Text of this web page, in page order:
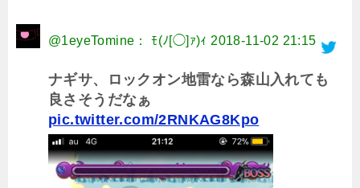
@1eyeTomine： ﾓ(ﾉ[◯]ｧ)ｨ 2018-11-02 21:15
ナギサ、ロックオン地雷なら森山入れても
良さそうだなぁ
pic.twitter.com/2RNKAG8Kpo